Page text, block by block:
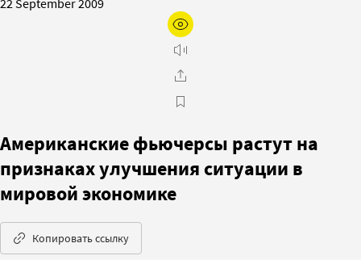
22 September 2009
Американские фьючерсы растут на
признаках улучшения ситуации в
мировой экономике
Копировать ссылку